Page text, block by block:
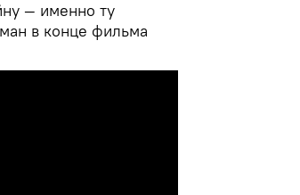
— именно ту
в конце фильма